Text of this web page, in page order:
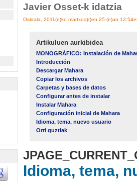
Javier Osset-k idatzia
Ostirala, 2011(e)ko martxoa(r)en 25-(e)an
Artikuluen aurkibidea
MONOGRÁFICO: Instalación de
Introducción
Descargar Mahara
Copiar los archivos
Carpetas y bases de datos
Configurar antes de instalar
Instalar Mahara
Configuración inicial de Mahara
Idioma, tema, nuevo usuario
Orri guztiak
Idioma, tema,